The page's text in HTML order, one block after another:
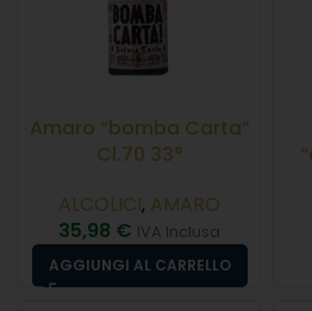
Amaro “bomba Carta”
Cl.70 33°
ALCOLICI, AMARO
35,98 € IVA Inclusa
AGGIUNGI AL CARRELLO